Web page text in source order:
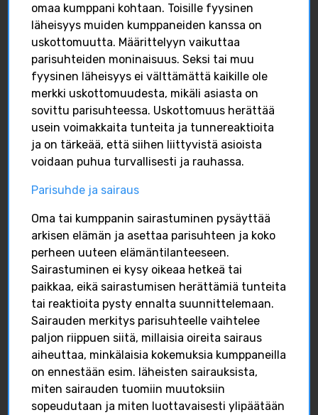
omaa kumppani kohtaan. Toisille fyysinen
läheisyys muiden kumppaneiden kanssa on
uskottomuutta. Määrittelyyn vaikuttaa
parisuhteiden moninaisuus. Seksi tai muu
fyysinen läheisyys ei välttämättä kaikille ole
merkki uskottomuudesta, mikäli asiasta on
sovittu parisuhteessa. Uskottomuus herättää
usein voimakkaita tunteita ja tunnereaktioita
ja on tärkeää, että siihen liittyvistä asioista
voidaan puhua turvallisesti ja rauhassa.
Parisuhde ja sairaus
Oma tai kumppanin sairastuminen pysäyttää
arkisen elämän ja asettaa parisuhteen ja koko
perheen uuteen elämäntilanteeseen.
Sairastuminen ei kysy oikeaa hetkeä tai
paikkaa, eikä sairastumisen herättämiä tunteita
tai reaktioita pysty ennalta suunnittelemaan.
Sairauden merkitys parisuhteelle vaihtelee
paljon riippuen siitä, millaisia oireita sairaus
aiheuttaa, minkälaisia kokemuksia kumppaneilla
on ennestään esim. läheisten sairauksista,
miten sairauden tuomiin muutoksiin
sopeudutaan ja miten luottavaisesti ylipäätään
Pirkanmaan
järjestää kolmatta
kertaa koulutuksen
isyyden ääreltä. Tällä
kertaa ollaa
normaaliuden äärellä ja
pohditaan
asiantuntijoiden sekä
Isilleinfo Jan 28
0 0
Miessakkien Henri
Hyttinen käsittelee
blogissaan nykyaikaista
isyyttä elämäämme
aikaa vasten. Lue blogi
kokonaisuudessaan:
https://miessakit.fi/202
6/01/26/minne-kuljem
me-kerran/
Isilleinfo
Isilleinfo Jan 27
2 0 0
FACEBOOK
FACEBOOK